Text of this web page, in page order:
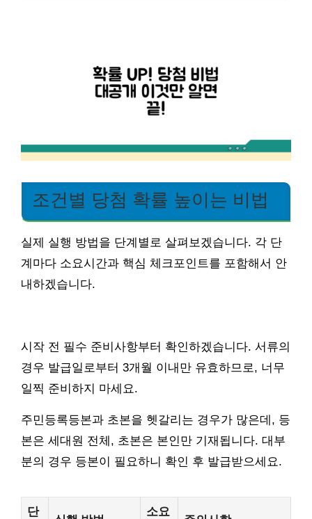
조건별 당첨 확률 높이는 비법
실제 실행 방법을 단계별로 살펴보겠습니다. 각 단
계마다 소요시간과 핵심 체크포인트를 포함해서 안
내하겠습니다.
시작 전 필수 준비사항부터 확인하겠습니다. 서류의
경우 발급일로부터 3개월 이내만 유효하므로, 너무
일찍 준비하지 마세요.
주민등록등본과 초본을 헷갈리는 경우가 많은데, 등
본은 세대원 전체, 초본은 본인만 기재됩니다. 대부
분의 경우 등본이 필요하니 확인 후 발급받으세요.
단 소요